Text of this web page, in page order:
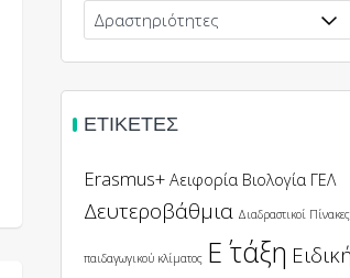
Kατηγορίες
ΕΤΙΚΈΤΕΣ
Erasmus+ Αειφορία Βιολογία ΓΕΛ
Δευτεροβάθμια Διαδραστικοί Πίνακες
παιδαγωγικού κλίματος Ε΄ τάξη